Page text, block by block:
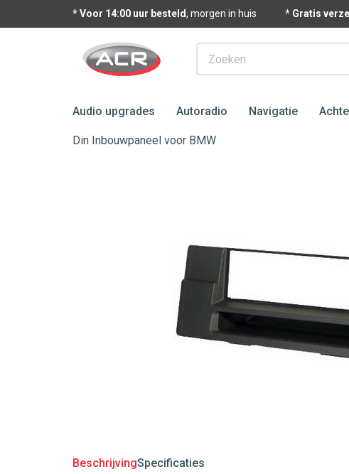
* Voor 14:00 uur besteld, morgen in huis * Gratis
Zoeken
Audio upgrades Autoradio Navigatie
Din Inbouwpaneel voor BMW
BeschrijvingSpecificaties